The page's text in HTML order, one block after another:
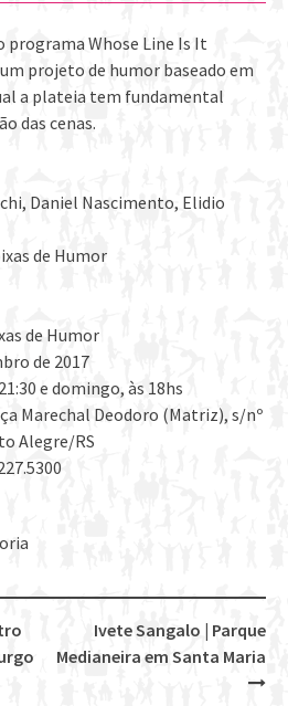
Whose Line Is It
projeto de humor baseado em
a plateia tem fundamental
das cenas.
Daniel Nascimento, Elidio
de Humor
de Humor
de 2017
e domingo, às 18hs
Marechal Deodoro (Matriz), s/nº
Alegre/RS
Ivete Sangalo | Parque
Medianeira em Santa Maria